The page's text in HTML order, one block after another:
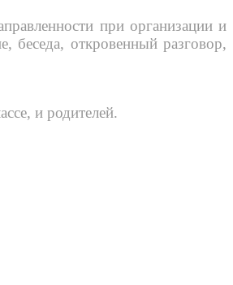
при организации и
беседа, откровенный разговор,
и родителей.